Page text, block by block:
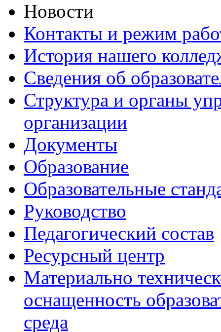
Новости
Контакты и режим
История нашего
Сведения об
Структура и органы
организации
Документы
Образование
Образовательные
Руководство
Педагогический состав
Ресурсный центр
Материально
оснащенность
среда